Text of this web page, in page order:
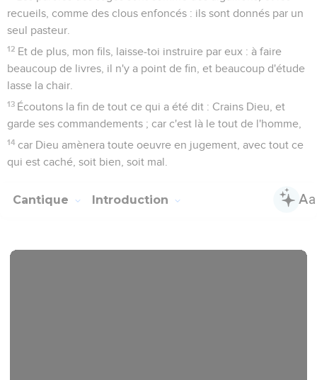
recueils, comme des clous enfoncés : ils sont donnés par un
seul pasteur.
12 Et de plus, mon fils, laisse-toi instruire par eux : à faire
beaucoup de livres, il n'y a point de fin, et beaucoup d'étude
lasse la chair.
13 Écoutons la fin de tout ce qui a été dit : Crains Dieu, et
garde ses commandements ; car c'est là le tout de l'homme,
14 car Dieu amènera toute oeuvre en jugement, avec tout ce
qui est caché, soit bien, soit mal.
Cantique Introduction